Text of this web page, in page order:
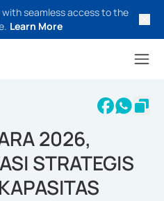
seamless access to the
Learn More
2026,
STRATEGIS